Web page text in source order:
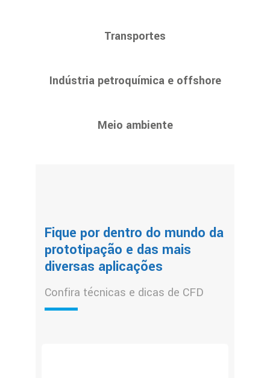
Transportes
Indústria petroquímica e offshore
Meio ambiente
Fique por dentro do mundo da
prototipação e das mais
diversas aplicações
Confira técnicas e dicas de CFD